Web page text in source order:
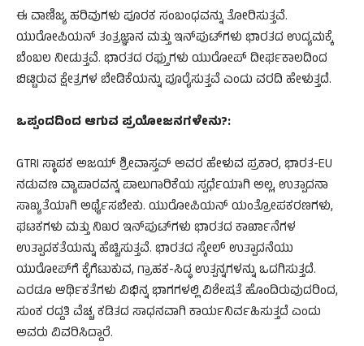
ಈ ವಾಣಿಜ್ಯ ಹರಿವುಗಳು ಪೂರಕ ಸಂಬಂಧವನ್ನು ತೋರಿಸುತ್ತವೆ.
ಯುರೋಪಿಯನ್ ತಂತ್ರಜ್ಞಾನ ಮತ್ತು ಇನ್‌ಪುಟ್‌ಗಳು ಭಾರತದ ಉದ್ಯಮಕ್ಕೆ
ಬೆಂಬಲ ನೀಡುತ್ತವೆ. ಭಾರತದ ರಫ್ತುಗಳು ಯುರೋಪ್ ದೀರ್ಘಕಾಲದಿಂದ
ಬಿಟ್ಟಿರುವ ಕ್ಷೇತ್ರಗಳ ಬೇಡಿಕೆಯನ್ನು ಪೂರೈಸುತ್ತವೆ ಎಂದು ವರದಿ ಹೇಳುತ್ತದೆ.
ಒಪ್ಪಂದದಿಂದ ಆಗುವ ಪ್ರಯೋಜನಗಳೇನು?:
GTRI ಸ್ಥಾಪಕ ಅಜಯ್ ಶ್ರೀವಾಸ್ತವ್ ಅವರ ಹೇಳುವ ಪ್ರಕಾರ, ಭಾರತ-EU
ನಡುವಣ ವ್ಯಾಪಾರವನ್ನ ಪಾಲುಗಾರಿಕೆಯ ಸ್ಪರ್ಧೆಯಾಗಿ ಅಲ್ಲ, ಉತ್ಪಾದನಾ
ಸಾಖ್ಯತೆಯಾಗಿ ಅರ್ಥೈಸಬೇಕು. ಯುರೋಪಿಯನ್ ಯಂತ್ರೋಪಕರಣಗಳು,
ಘಟಕಗಳು ಮತ್ತು ನಿಖರ ಇನ್‌ಪುಟ್‌ಗಳು ಭಾರತದ ಕಾರ್ಖಾನೆಗಳ
ಉತ್ಪಾದಕತೆಯನ್ನು ಹೆಚ್ಚಿಸುತ್ತವೆ. ಭಾರತದ ಸ್ಕೇಲ್ ಉತ್ಪಾದನೆಯು
ಯುರೋಪ್‌ಗೆ ಕೈಗೆಟುಕುವ, ಗ್ರಾಹಕ-ಸಿದ್ಧ ಉತ್ಪನ್ನಗಳನ್ನು ಒದಗಿಸುತ್ತದೆ.
ಎರಡೂ ಆರ್ಥಿಕತೆಗಳು ವಿಭಿನ್ನ ಭಾಗಗಳಲ್ಲಿ ವಿಶೇಷತೆ ಹೊಂದಿರುವುದರಿಂದ,
ಸುಂಕ ರದ್ದತಿ ವೆಚ್ಚ ಕಡಿತದ ಸಾಧನವಾಗಿ ಕಾರ್ಯನಿರ್ವಹಿಸುತ್ತದೆ ಎಂದು
ಅವರು ವಿವರಿಸಿದ್ದಾರೆ.